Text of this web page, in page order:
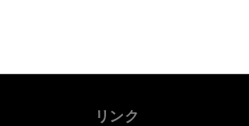
リンク